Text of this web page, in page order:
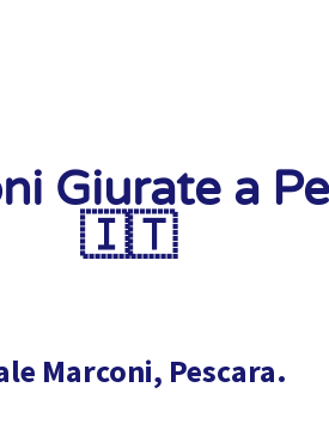
Giurate a
🇮🇹
Marconi, Pescara.